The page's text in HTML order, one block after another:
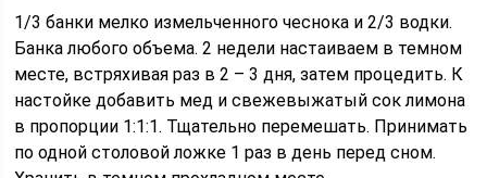
1/3 банки мелко измельченного чеснока и 2/3 водки.
Банка любого объема. 2 недели настаиваем в темном
месте, встряхивая раз в 2 – 3 дня, затем процедить. К
настойке добавить мед и свежевыжатый сок лимона
в пропорции 1:1:1. Тщательно перемешать. Принимать
по одной столовой ложке 1 раз в день перед сном.